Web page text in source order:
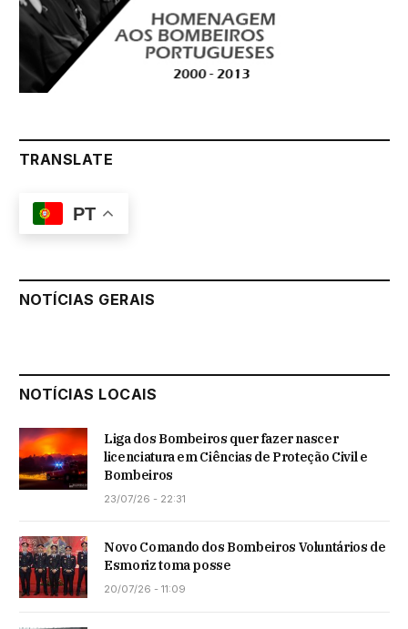
TRANSLATE
PT
NOTÍCIAS GERAIS
NOTÍCIAS LOCAIS
Liga dos Bombeiros quer fazer nascer
licenciatura em Ciências de Proteção Civil e
Bombeiros
23/07/26 - 22:31
Novo Comando dos Bombeiros Voluntários de
Esmoriz toma posse
20/07/26 - 11:09